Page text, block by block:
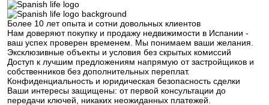
Более 10 лет опыта и сотни довольных клиентов
Нам доверяют покупку и продажу недвижимости в Испании -
ваш успех проверен временем. Мы понимаем ваши желания.
Эксклюзивные объекты и условия без скрытых комиссий
Доступ к лучшим предложениям напрямую от застройщиков и
собственников без дополнительных переплат.
Конфиденциальность и юридическая безопасность сделки
Ваши интересы защищены: от первой консультации до
передачи ключей, никаких неожиданных платежей.
Спасибо!Спасибо!
Мы вам перезвоним
Оставьте ваши контактные данные и мы
свяжемся в ближайшее время